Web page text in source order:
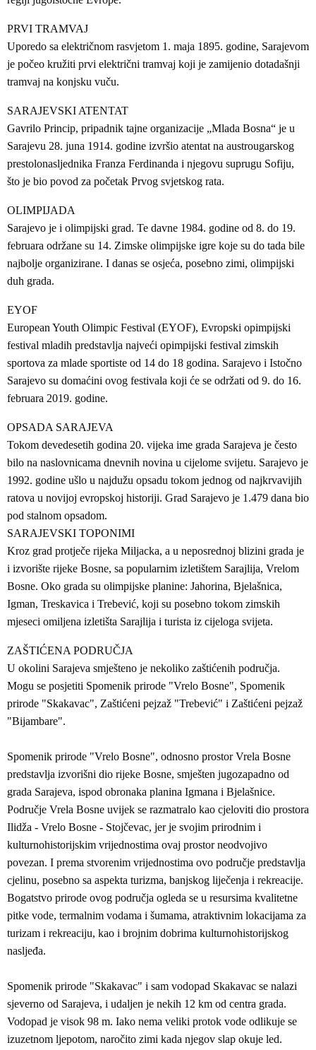
PRVI TRAMVAJ
Uporedo sa električnom rasvjetom 1. maja 1895. godine, Sarajevom
je počeo kružiti prvi električni tramvaj koji je zamijenio dotadašnji
tramvaj na konjsku vuču.
SARAJEVSKI ATENTAT
Gavrilo Princip, pripadnik tajne organizacije „Mlada Bosna“ je u
Sarajevu 28. juna 1914. godine izvršio atentat na austrougarskog
prestolonasljednika Franza Ferdinanda i njegovu suprugu Sofiju,
što je bio povod za početak Prvog svjetskog rata.
OLIMPIJADA
Sarajevo je i olimpijski grad. Te davne 1984. godine od 8. do 19.
februara održane su 14. Zimske olimpijske igre koje su do tada bile
najbolje organizirane. I danas se osjeća, posebno zimi, olimpijski
duh grada.
EYOF
European Youth Olimpic Festival (EYOF), Evropski opimpijski
festival mladih predstavlja najveći opimpijski festival zimskih
sportova za mlade sportiste od 14 do 18 godina. Sarajevo i Istočno
Sarajevo su domaćini ovog festivala koji će se održati od 9. do 16.
februara 2019. godine.
OPSADA SARAJEVA
Tokom devedesetih godina 20. vijeka ime grada Sarajeva je često
bilo na naslovnicama dnevnih novina u cijelome svijetu. Sarajevo je
1992. godine ušlo u najdužu opsadu tokom jednog od najkrvavijih
ratova u novijoj evropskoj historiji. Grad Sarajevo je 1.479 dana bio
pod stalnom opsadom.
SARAJEVSKI TOPONIMI
Kroz grad protječe rijeka Miljacka, a u neposrednoj blizini grada je
i izvorište rijeke Bosne, sa popularnim izletištem Sarajlija, Vrelom
Bosne. Oko grada su olimpijske planine: Jahorina, Bjelašnica,
Igman, Treskavica i Trebević, koji su posebno tokom zimskih
mjeseci omiljena izletišta Sarajlija i turista iz cijeloga svijeta.
ZAŠTIĆENA PODRUČJA
U okolini Sarajeva smješteno je nekoliko zaštićenih područja.
Mogu se posjetiti Spomenik prirode "Vrelo Bosne", Spomenik
prirode "Skakavac", Zaštićeni pejzaž "Trebević" i Zaštićeni pejzaž
"Bijambare".
Spomenik prirode "Vrelo Bosne", odnosno prostor Vrela Bosne
predstavlja izvorišni dio rijeke Bosne, smješten jugozapadno od
grada Sarajeva, ispod obronaka planina Igmana i Bjelašnice.
Područje Vrela Bosne uvijek se razmatralo kao cjeloviti dio prostora
Ilidža - Vrelo Bosne - Stojčevac, jer je svojim prirodnim i
kulturnohistorijskim vrijednostima ovaj prostor neodvojivo
povezan. I prema stvorenim vrijednostima ovo područje predstavlja
cjelinu, posebno sa aspekta turizma, banjskog liječenja i rekreacije.
Bogatstvo prirode ovog područja ogleda se u resursima kvalitetne
pitke vode, termalnim vodama i šumama, atraktivnim lokacijama za
turizam i rekreaciju, kao i brojnim dobrima kulturnohistorijskog
nasljeđa.
Spomenik prirode "Skakavac" i sam vodopad Skakavac se nalazi
sjeverno od Sarajeva, i udaljen je nekih 12 km od centra grada.
Vodopad je visok 98 m. Iako nema veliki protok vode odlikuje se
izuzetnom ljepotom, naročito zimi kada njegov slap okuje led.